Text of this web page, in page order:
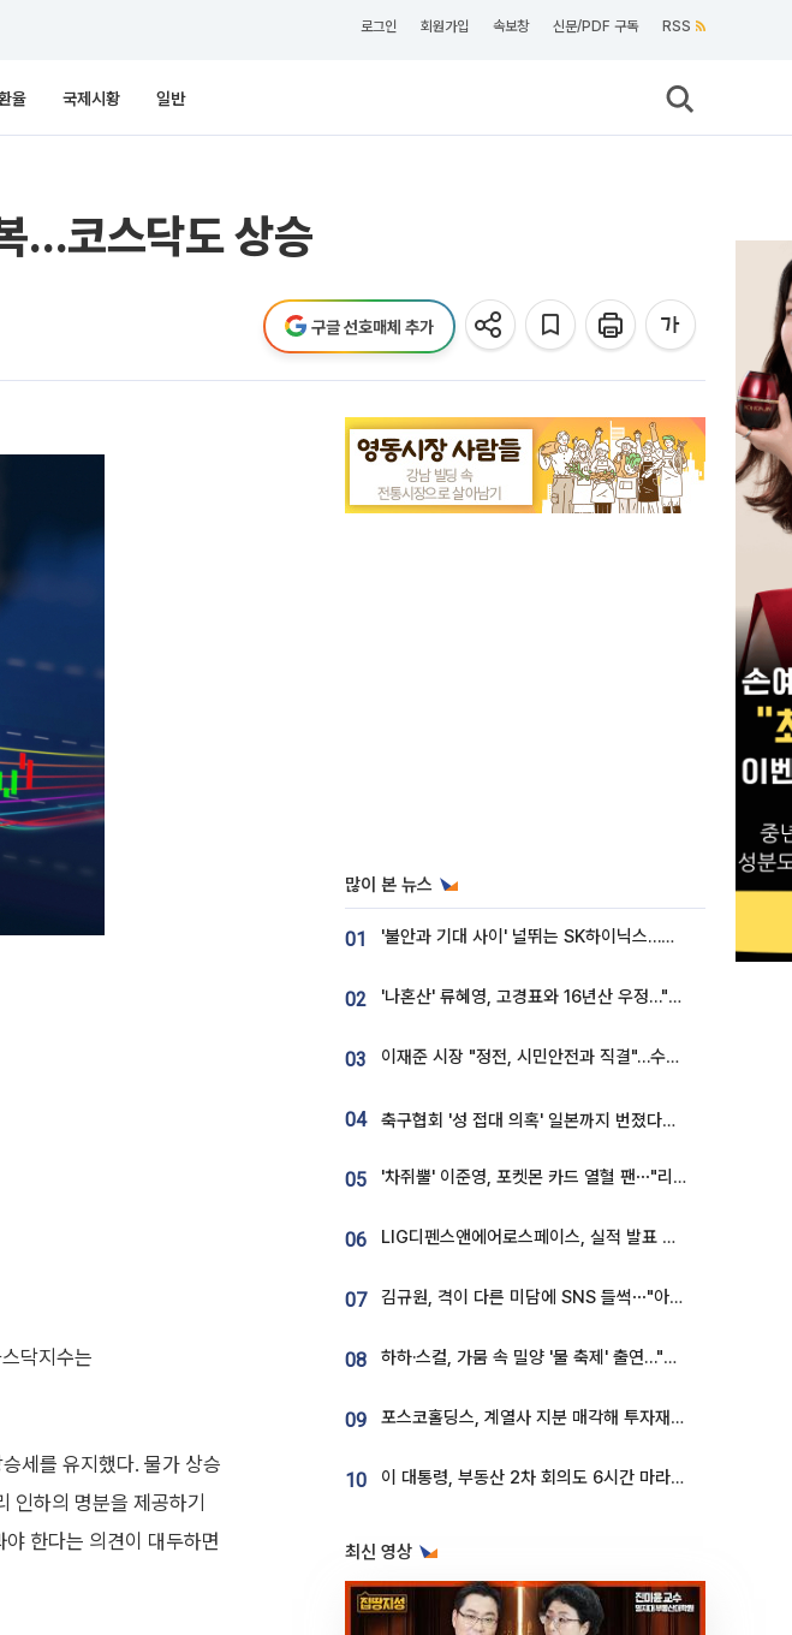
로그인 회원가입 속보창 신문/PDF 구독 RSS
율 국제시황 일반
…코스닥도 상승
구글 선호매체 추가
닥지수는
세를 유지했다. 물가 상승
인하의 명분을 제공하기
한다는 의견이 대두하면
많이 본 뉴스
01 '불안과 기대 사이' 널뛰는 SK하이닉스…증권가 "HBM4·LTA 기반 펀터멘털 견고"
02 '나혼산' 류혜영, 고경표와 16년산 우정…"자취방서 부모님과 마주쳐"
03 이재준 시장 "정전, 시민안전과 직결"…수원시 비상대응체계 가동
04 축구협회 '성 접대 의혹' 일본까지 번졌다…日 심판 실명 공개
05 '차쥐뿔' 이준영, 포켓몬 카드 열혈 팬⋯"리셀러 처단할 것"
06 LIG디펜스앤에어로스페이스, 실적 발표 후 급락→반등⋯증권가 “28년까지 튼튼”
07 김규원, 격이 다른 미담에 SNS 들썩⋯"아이 속옷 빨고 졸업식도 참석"
08 하하·스컬, 가뭄 속 밀양 '물 축제' 출연…"출연료 전액 기부"
09 포스코홀딩스, 계열사 지분 매각해 투자재원 2.5조 확보
10 이 대통령, 부동산 2차 회의도 6시간 마라톤…"기존 사고 벗어나 과감히 실천"
최신 영상